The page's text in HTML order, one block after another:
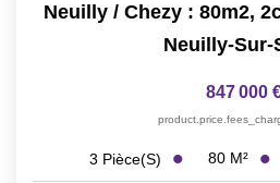
Neuilly / Chezy : 80m2,
Neuilly-Sur-
847 000
3 Pièce(s) 80 M²